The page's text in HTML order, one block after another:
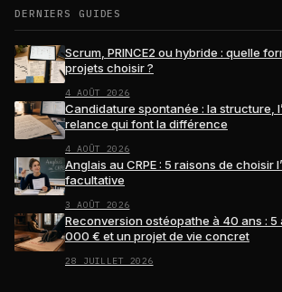
DERNIERS GUIDES
Scrum, PRINCE2 ou hybride : quelle
projets choisir ?
4 AOÛT 2026
Candidature spontanée : la structure,
relance qui font la différence
4 AOÛT 2026
Anglais au CRPE : 5 raisons de choisir
facultative
3 AOÛT 2026
Reconversion ostéopathe à 40 ans : 5
000 € et un projet de vie concret
28 JUILLET 2026